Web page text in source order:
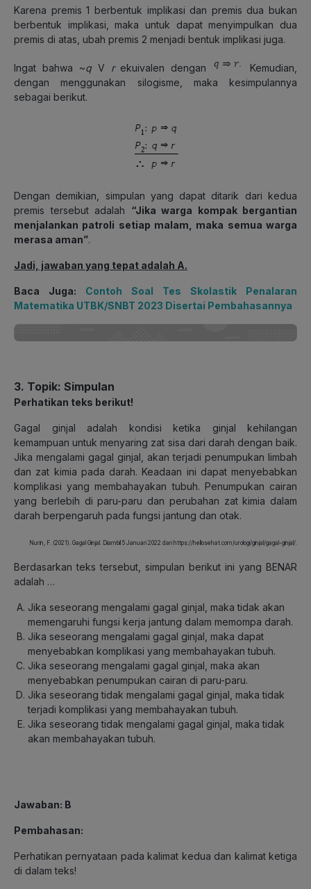
Karena premis 1 berbentuk implikasi dan premis dua bukan
berbentuk implikasi, maka untuk dapat menyimpulkan dua
premis di atas, ubah premis 2 menjadi bentuk implikasi juga.
Ingat bahwa ~qV rekuivalen dengan
Kemudian,
dengan menggunakan silogisme, maka kesimpulannya
sebagai berikut.
Dengan demikian, simpulan yang dapat ditarik dari kedua
premis tersebut adalah “Jika warga kompak bergantian
menjalankan patroli setiap malam, maka semua warga
merasa aman”.
Jadi, jawaban yang tepat adalah A.
Baca Juga: Contoh Soal Tes Skolastik Penalaran
Matematika UTBK/SNBT 2023 Disertai Pembahasannya
3. Topik: Simpulan
Perhatikan teks berikut!
Gagal ginjal adalah kondisi ketika ginjal kehilangan
kemampuan untuk menyaring zat sisa dari darah dengan baik.
Jika mengalami gagal ginjal, akan terjadi penumpukan limbah
dan zat kimia pada darah. Keadaan ini dapat menyebabkan
komplikasi yang membahayakan tubuh. Penumpukan cairan
yang berlebih di paru-paru dan perubahan zat kimia dalam
darah berpengaruh pada fungsi jantung dan otak.
Nurin, F. (2021). Gagal Ginjal. Diambil 5 Januari 2022 dari https://hellosehat.com/urologi/ginjal/gagal-ginjal/.
Berdasarkan teks tersebut, simpulan berikut ini yang BENAR
adalah …
Jika seseorang mengalami gagal ginjal, maka tidak akan
memengaruhi fungsi kerja jantung dalam memompa darah.
Jika seseorang mengalami gagal ginjal, maka dapat
menyebabkan komplikasi yang membahayakan tubuh.
Jika seseorang mengalami gagal ginjal, maka akan
menyebabkan penumpukan cairan di paru-paru.
Jika seseorang tidak mengalami gagal ginjal, maka tidak
terjadi komplikasi yang membahayakan tubuh.
Jika seseorang tidak mengalami gagal ginjal, maka tidak
akan membahayakan tubuh.
Jawaban: B
Pembahasan:
Perhatikan pernyataan pada kalimat kedua dan kalimat ketiga
di dalam teks!